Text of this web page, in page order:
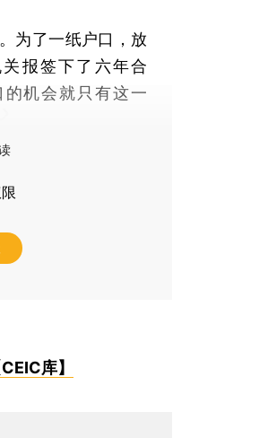
为了一纸户口，放
报签下了六年合
机会就只有这一
库】